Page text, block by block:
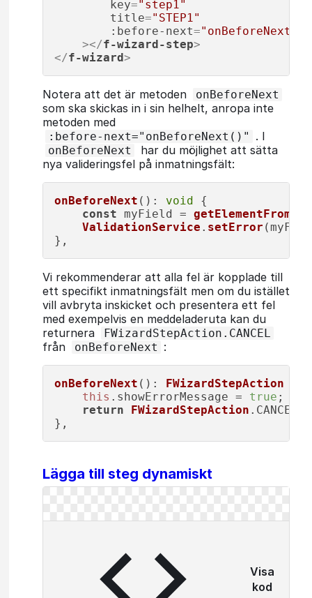
key="step1"
title="STEP1"
:before-next="onBeforeNext"
    >
</f-wizard-step>
</f-wizard>
Notera att det är metoden onBeforeNext
som ska skickas in i sin helhelt, anropa inte
metoden med
:before-next="onBeforeNext()" . I
onBeforeNext
har du möjlighet att sätta
nya valideringsfel på inmatningsfält:
onBeforeNext (): void {
const myField =
ValidationService . setError
},
Vi rekommenderar att alla fel är kopplade till
ett specifikt inmatningsfält men om du istället
vill avbryta inskicket och presentera ett fel
med exempelvis en meddeladeruta kan du
returnera
FWizardStepAction.CANCEL
från onBeforeNext :
onBeforeNext (): FWizardStepAction
this . showErrorMessage = true ;
return
FWizardStepAction . CANCEL
},
Lägga till steg dynamiskt
Visa
kod